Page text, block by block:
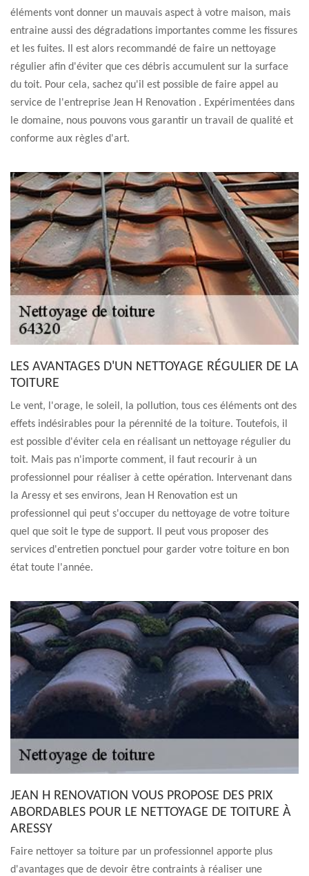
éléments vont donner un mauvais aspect à votre maison, mais
entraine aussi des dégradations importantes comme les fissures
et les fuites. Il est alors recommandé de faire un nettoyage
régulier afin d'éviter que ces débris accumulent sur la surface
du toit. Pour cela, sachez qu'il est possible de faire appel au
service de l'entreprise Jean H Renovation . Expérimentées dans
le domaine, nous pouvons vous garantir un travail de qualité et
conforme aux règles d'art.
LES AVANTAGES D'UN NETTOYAGE RÉGULIER DE LA
TOITURE
Le vent, l'orage, le soleil, la pollution, tous ces éléments ont des
effets indésirables pour la pérennité de la toiture. Toutefois, il
est possible d'éviter cela en réalisant un nettoyage régulier du
toit. Mais pas n'importe comment, il faut recourir à un
professionnel pour réaliser à cette opération. Intervenant dans
la Aressy et ses environs, Jean H Renovation est un
professionnel qui peut s'occuper du nettoyage de votre toiture
quel que soit le type de support. Il peut vous proposer des
services d'entretien ponctuel pour garder votre toiture en bon
état toute l'année.
JEAN H RENOVATION VOUS PROPOSE DES PRIX
ABORDABLES POUR LE NETTOYAGE DE TOITURE À
ARESSY
Faire nettoyer sa toiture par un professionnel apporte plus
d'avantages que de devoir être contraints à réaliser une